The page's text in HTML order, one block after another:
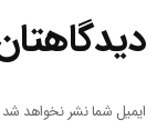
ایمیل شما نشر نخواهد